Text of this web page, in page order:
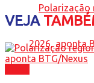
VEJA